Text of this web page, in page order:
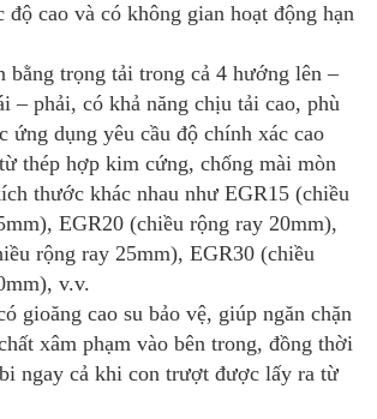
độ cao và có không gian hoạt động hạn
bằng trọng tải trong cả 4 hướng lên –
– phải, có khả năng chịu tải cao, phù
ứng dụng yêu cầu độ chính xác cao
thép hợp kim cứng, chống mài mòn
thước khác nhau như EGR15 (chiều
EGR20 (chiều rộng ray 20mm),
rộng ray 25mm), EGR30 (chiều
v.v.
gioăng cao su bảo vệ, giúp ngăn chặn
xâm phạm vào bên trong, đồng thời
ngay cả khi con trượt được lấy ra từ